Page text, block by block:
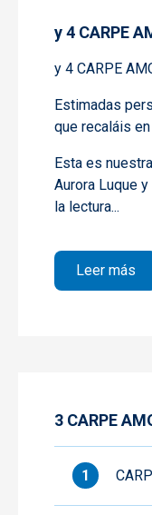
y 4 CARPE
y 4 CARPE
Estimadas
que recaláis en
Esta es
Aurora Luque y
la lectura...
Leer más
3 CARPE